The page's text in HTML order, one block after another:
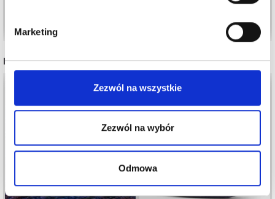
Marketing
Zezwól na wszystkie
Zezwól na wybór
Odmowa
INNI TEŻ WIDZIELI